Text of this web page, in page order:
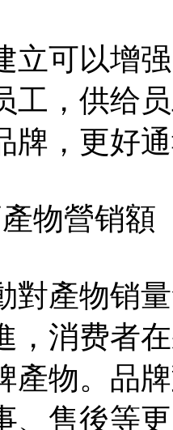
立可以增
工，供给
牌，更好
物營销額
對產物销
，消费者
產物。品
、售後等